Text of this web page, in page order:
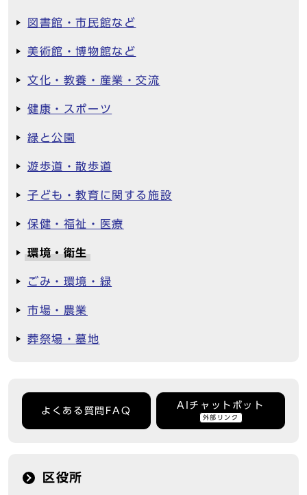
図書館・市民館など
美術館・博物館など
文化・教養・産業・交流
健康・スポーツ
緑と公園
遊歩道・散歩道
子ども・教育に関する施設
保健・福祉・医療
環境・衛生
ごみ・環境・緑
市場・農業
葬祭場・墓地
よくある質問FAQ
AIチャットボット
外部リンク
区役所